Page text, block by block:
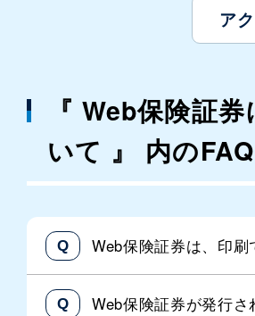
ア
『 Web保険証
いて 』 内のFAQ
Web保険証券は、印刷
Web保険証券が発行さ